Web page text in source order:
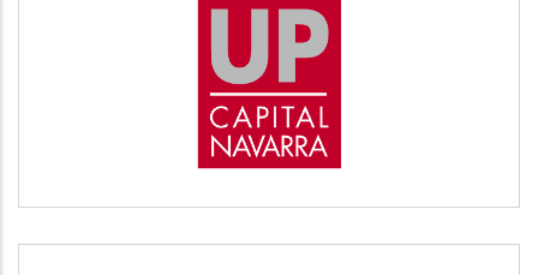
START UP
Desarrollo empresarial